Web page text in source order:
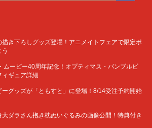
描き下ろしグッズ登場！アニメイトフェアで限定ポ
ムービー40周年記念！オプティマス・バンブルビ
ィギュア詳細
ーグッズが「ともすと」に登場！8/14受注予約開始
大ダラさん抱き枕ぬいぐるみの画像公開！特典付き